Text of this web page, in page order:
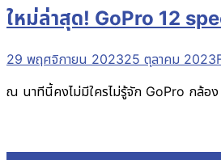
ใหม่ล่าสุด! GoPro 12
29 พฤศจิกายน 202325 ตุลาคม 2023
ณ นาทีนี้คงไม่มีใครไม่รู้จัก GoPro กล้